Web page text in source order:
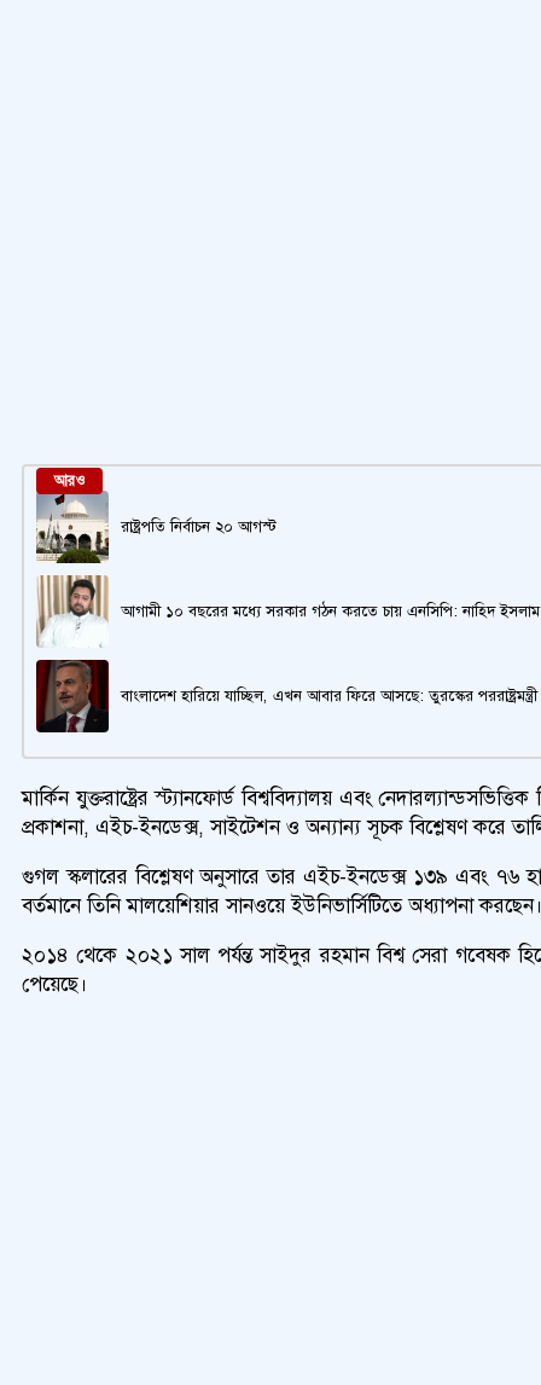
আরও
রাষ্ট্রপতি নির্বাচন ২০ আগস্ট
আগামী ১০ বছরের মধ্যে সরকার গঠন করতে চায় এনসিপি: নাহিদ ইসলাম
বাংলাদেশ হারিয়ে যাচ্ছিল, এখন আবার ফিরে আসছে: তুরস্কের পররাষ্ট্রমন্ত্রী
মার্কিন যুক্তরাষ্ট্রের স্ট্যানফোর্ড বিশ্ববিদ্যালয় এবং
প্রকাশনা, এইচ-ইনডেক্স, সাইটেশন ও অন্যান্য সূচক বিশ্লেষণ করে
গুগল স্কলারের বিশ্লেষণ অনুসারে তার এইচ-ইনডেক্স ১৩৯ এবং ৭৬
বর্তমানে তিনি মালয়েশিয়ার সানওয়ে ইউনিভার্সিটিতে অধ্যাপনা
২০১৪ থেকে ২০২১ সাল পর্যন্ত সাইদুর রহমান বিশ্ব সেরা গবেষক
পেয়েছে।